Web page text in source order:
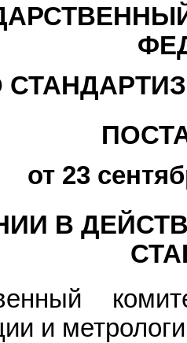
от 23
В
и